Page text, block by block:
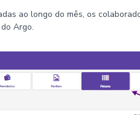
ao longo do mês, os
do Argo.